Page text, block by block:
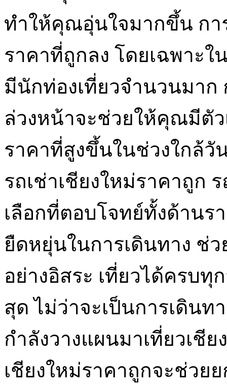
ทำให้คุณอุ่นใจมากขึ้น กา
ราคาที่ถูกลง โดยเฉพาะใ
มีนักท่องเที่ยวจำนวนมาก
ล่วงหน้าจะช่วยให้คุณมีตัว
ราคาที่สูงขึ้นในช่วงใกล้วั
รถเช่าเชียงใหม่ราคาถูก
เลือกที่ตอบโจทย์ทั้งด้านร
ยืดหยุ่นในการเดินทาง ช่
อย่างอิสระ เที่ยวได้ครบทุ
สุด ไม่ว่าจะเป็นการเดิน
กำลังวางแผนมาเที่ยวเชีย
เชียงใหม่ราคาถูกจะช่วย